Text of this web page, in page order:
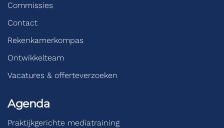
Commissies
Contact
Rekenkamerkompas
Ontwikkelteam
Vacatures & offerteverzoeken
Agenda
Praktijkgerichte mediatraining